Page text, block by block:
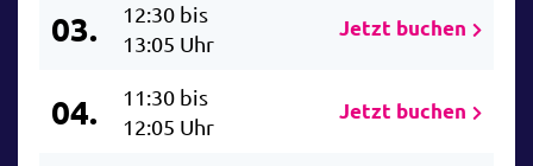
03.
12:30 bis
13:05 Uhr
Jetzt buchen
04.
11:30 bis
12:05 Uhr
Jetzt buchen